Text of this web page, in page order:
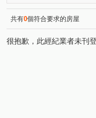
大安西街(1) 圓
精誠二十八街
建興路(1) 軍福
義芳街(1) 五光
共有0個符合要求的房屋
很抱歉，此經紀業者未刊